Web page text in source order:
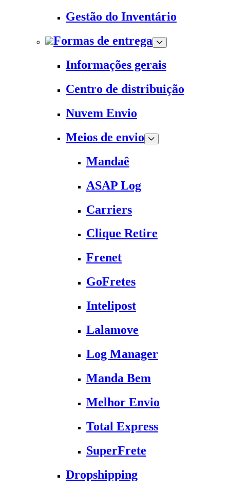
Gestão do Inventário
Formas de entrega
Informações gerais
Centro de distribuição
Nuvem Envio
Meios de envio
Mandaê
ASAP Log
Carriers
Clique Retire
Frenet
GoFretes
Intelipost
Lalamove
Log Manager
Manda Bem
Melhor Envio
Total Express
SuperFrete
Dropshipping